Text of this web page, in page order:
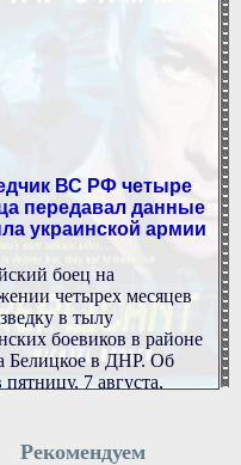
ВС РФ четыре
передавал данные
украинской армии
четырех месяцев
в тылу
боевиков в районе
Белицкое в ДНР. Об
пятницу, 7 августа,
замкомандира
2026г.
Рекомендуем